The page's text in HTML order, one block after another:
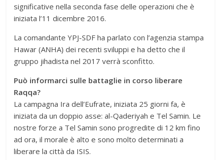
significative nella seconda fase delle operazioni che è
iniziata l’11 dicembre 2016.
La comandante YPJ-SDF ha parlato con l’agenzia stampa
Hawar (ANHA) dei recenti sviluppi e ha detto che il
gruppo jihadista nel 2017 verrà sconfitto.
Può informarci sulle battaglie in corso liberare
Raqqa?
La campagna Ira dell’Eufrate, iniziata 25 giorni fa, è
iniziata da un doppio asse: al-Qaderiyah e Tel Samin. Le
nostre forze a Tel Samin sono progredite di 12 km fino
ad ora, il morale è alto e sono molto determinati a
liberare la città da ISIS.